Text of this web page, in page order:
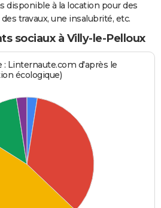
disponible à la location pour des
travaux, une insalubrité, etc.
sociaux à Villy-le-Pelloux
: Linternaute.com d'après le
écologique)